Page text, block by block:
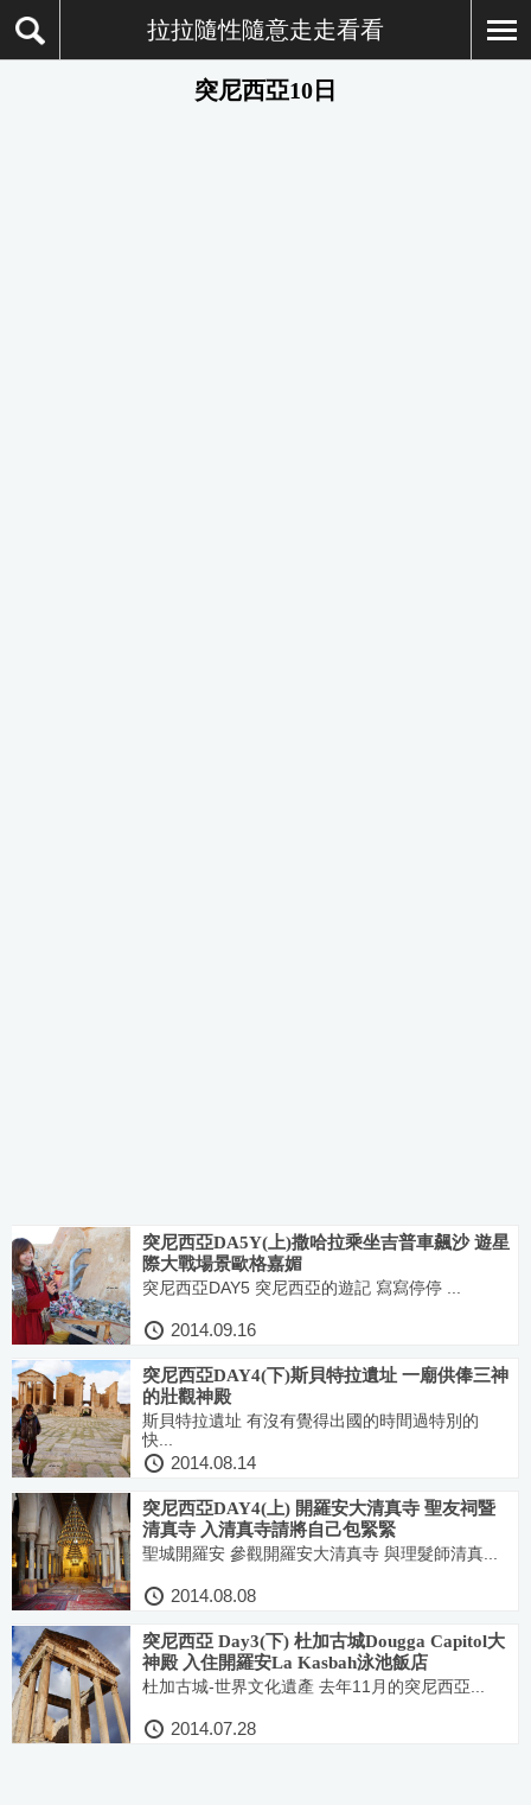
拉拉隨性隨意走走看看
突尼西亞10日
突尼西亞DA5Y(上)撒哈拉乘坐吉普車飆沙 遊星
際大戰場景歐格嘉媚
突尼西亞DAY5 突尼西亞的遊記 寫寫停停 ...
2014.09.16
突尼西亞DAY4(下)斯貝特拉遺址 一廟供俸三神
的壯觀神殿
斯貝特拉遺址 有沒有覺得出國的時間過特別的
快...
2014.08.14
突尼西亞DAY4(上) 開羅安大清真寺 聖友祠暨
清真寺 入清真寺請將自己包緊緊
聖城開羅安 參觀開羅安大清真寺 與理髮師清真...
2014.08.08
突尼西亞 Day3(下) 杜加古城Dougga Capitol大
神殿 入住開羅安La Kasbah泳池飯店
杜加古城-世界文化遺產 去年11月的突尼西亞...
2014.07.28